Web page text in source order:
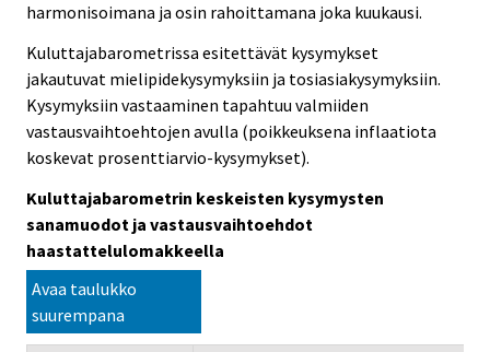
harmonisoimana ja osin rahoittamana joka kuukausi.
Kuluttajabarometrissa esitettävät kysymykset
jakautuvat mielipidekysymyksiin ja tosiasiakysymyksiin.
Kysymyksiin vastaaminen tapahtuu valmiiden
vastausvaihtoehtojen avulla (poikkeuksena inflaatiota
koskevat prosenttiarvio-kysymykset).
Kuluttajabarometrin keskeisten kysymysten
sanamuodot ja vastausvaihtoehdot
haastattelulomakkeella
Avaa taulukko
suurempana